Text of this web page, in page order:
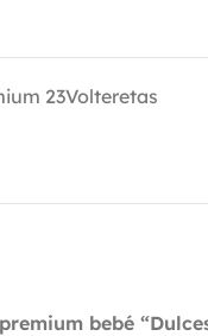
23Volteretas
bebé